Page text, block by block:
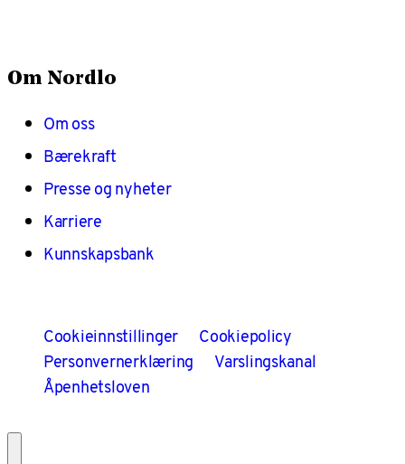
Om Nordlo
Om oss
Bærekraft
Presse og nyheter
Karriere
Kunnskapsbank
Cookieinnstillinger
Cookiepolicy
Personvernerklæring
Varslingskanal
Åpenhetsloven